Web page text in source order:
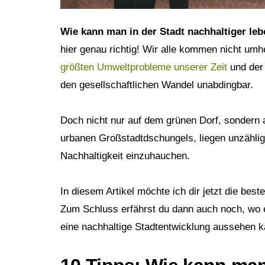
Persönlichkeit
LEBENSSTIL
Gesellschaft
Minimalismus
Hausmittel
GESUNDHEIT
Gesichtspflege
Wie kann man in der Stadt nachhaltiger
hier genau richtig! Wir alle kommen nicht
größten Umweltprobleme unserer Zeit und
den gesellschaftlichen Wandel unabdingbar.
Doch nicht nur auf dem grünen Dorf,
urbanen Großstadtdschungels, liegen
Nachhaltigkeit einzuhauchen.
In diesem Artikel möchte ich dir jetzt die
Zum Schluss erfährst du dann auch noch,
eine nachhaltige Stadtentwicklung aussehen